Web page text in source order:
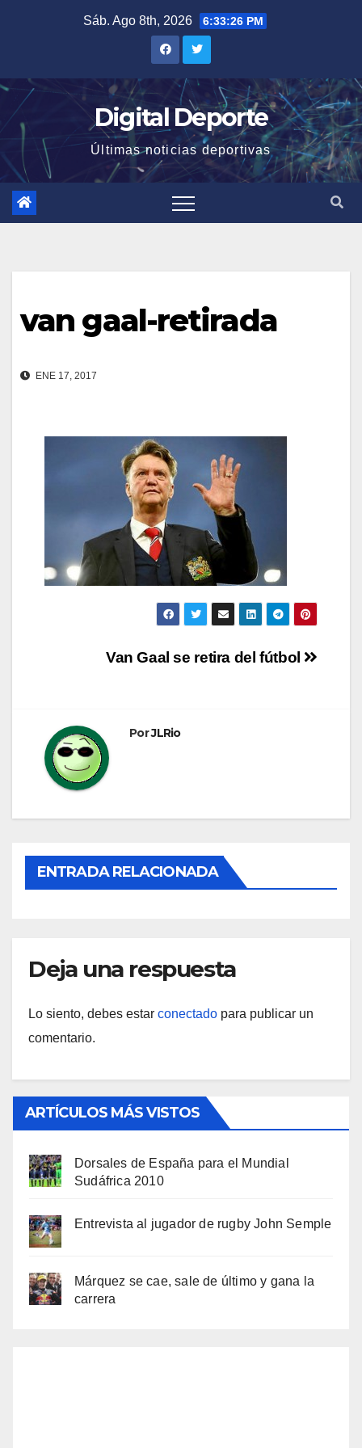
Sáb. Ago 8th, 2026 6:33:26 PM
Digital Deporte
Últimas noticias deportivas
van gaal-retirada
ENE 17, 2017
Navegación
entradas
Van Gaal se retira del fútbol
PorJLRio
ENTRADA RELACIONADA
Deja una respuesta
Lo siento, debes estar conectado para publicar un
comentario.
ARTÍCULOS MÁS VISTOS
Dorsales de España para el Mundial
Sudáfrica 2010
Entrevista al jugador de rugby John Semple
Márquez se cae, sale de último y gana la
carrera